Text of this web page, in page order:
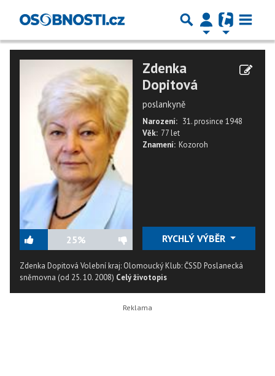
25%
Zdenka
Dopitová
poslankyně
Narození: 31. prosince 1948
Věk: 77 let
Znamení: Kozoroh
RYCHLÝ VÝBĚR
Zdenka Dopitová Volební kraj: Olomoucký Klub: ČSSD Poslanecká
sněmovna (od 25. 10. 2008) Celý životopis